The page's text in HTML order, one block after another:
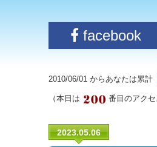
facebook
2010/06/01 からあなたは累計
（本日は 番目のアク
2023.05.06